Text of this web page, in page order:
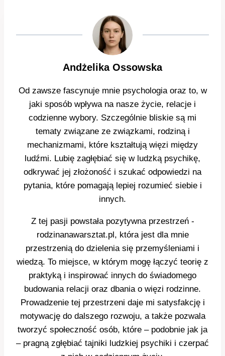
Andżelika Ossowska
Od zawsze fascynuje mnie psychologia oraz to, w
jaki sposób wpływa na nasze życie, relacje i
codzienne wybory. Szczególnie bliskie są mi
tematy związane ze związkami, rodziną i
mechanizmami, które kształtują więzi między
ludźmi. Lubię zagłębiać się w ludzką psychikę,
odkrywać jej złożoność i szukać odpowiedzi na
pytania, które pomagają lepiej rozumieć siebie i
innych.
Z tej pasji powstała pozytywna przestrzeń -
rodzinanawarsztat.pl, która jest dla mnie
przestrzenią do dzielenia się przemyśleniami i
wiedzą. To miejsce, w którym mogę łączyć teorię z
praktyką i inspirować innych do świadomego
budowania relacji oraz dbania o więzi rodzinne.
Prowadzenie tej przestrzeni daje mi satysfakcję i
motywację do dalszego rozwoju, a także pozwala
tworzyć społeczność osób, które – podobnie jak ja
– pragną zgłębiać tajniki ludzkiej psychiki i czerpać